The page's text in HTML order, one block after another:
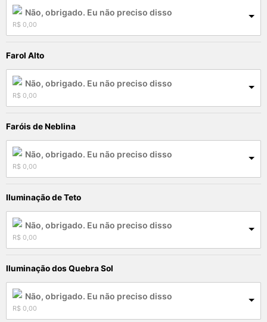
Não, obrigado. Eu não preciso disso
R$ 0,00
Farol Alto
Não, obrigado. Eu não preciso disso
R$ 0,00
Faróis de Neblina
Não, obrigado. Eu não preciso disso
R$ 0,00
Iluminação de Teto
Não, obrigado. Eu não preciso disso
R$ 0,00
Iluminação dos Quebra Sol
Não, obrigado. Eu não preciso disso
R$ 0,00